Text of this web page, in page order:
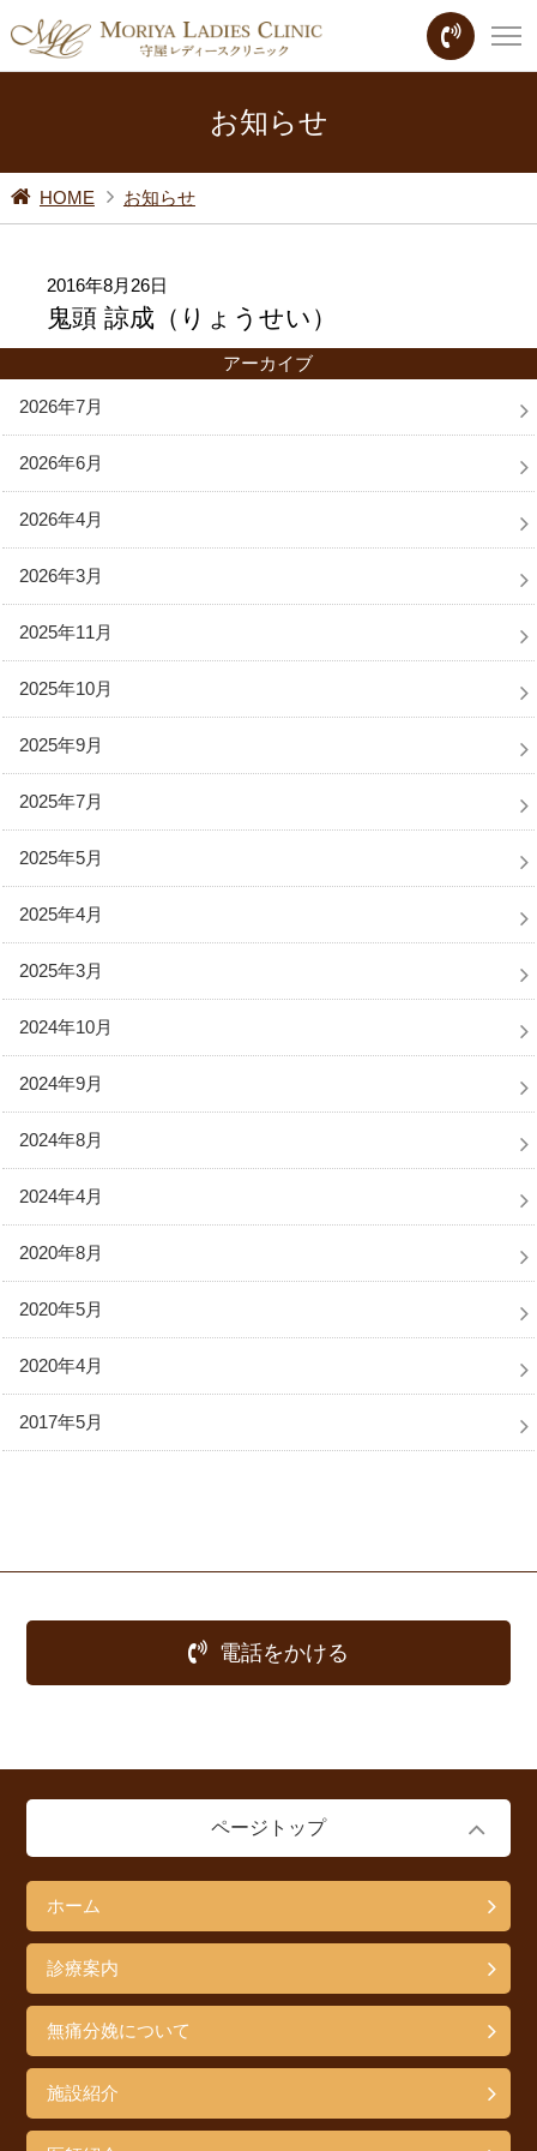
お知らせ
HOME お知らせ
2016年8月26日
鬼頭 諒成（りょうせい）
アーカイブ
2026年7月
2026年6月
2026年4月
2026年3月
2025年11月
2025年10月
2025年9月
2025年7月
2025年5月
2025年4月
2025年3月
2024年10月
2024年9月
2024年8月
2024年4月
2020年8月
2020年5月
2020年4月
2017年5月
電話をかける
ページトップ
ホーム
診療案内
無痛分娩について
施設紹介